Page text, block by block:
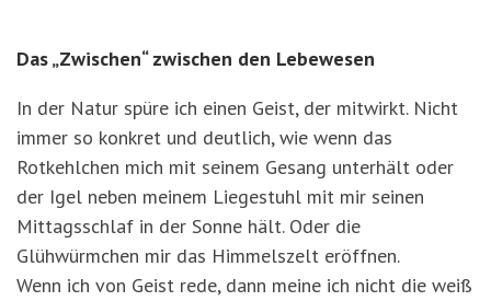
Das „Zwischen“ zwischen den Lebewesen
In der Natur spüre ich einen Geist, der mitwirkt. Nicht
immer so konkret und deutlich, wie wenn das
Rotkehlchen mich mit seinem Gesang unterhält oder
der Igel neben meinem Liegestuhl mit mir seinen
Mittagsschlaf in der Sonne hält. Oder die
Glühwürmchen mir das Himmelszelt eröffnen.
Wenn ich von Geist rede, dann meine ich nicht die weiß